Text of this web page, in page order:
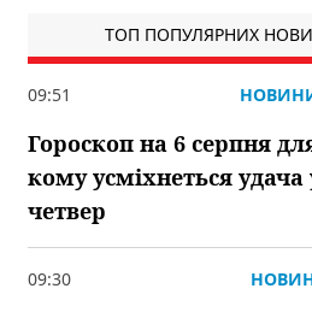
ТОП ПОПУЛЯРНИХ
09:51
Гороскоп на 6 серпня
кому усміхнеться удача
четвер
09:30